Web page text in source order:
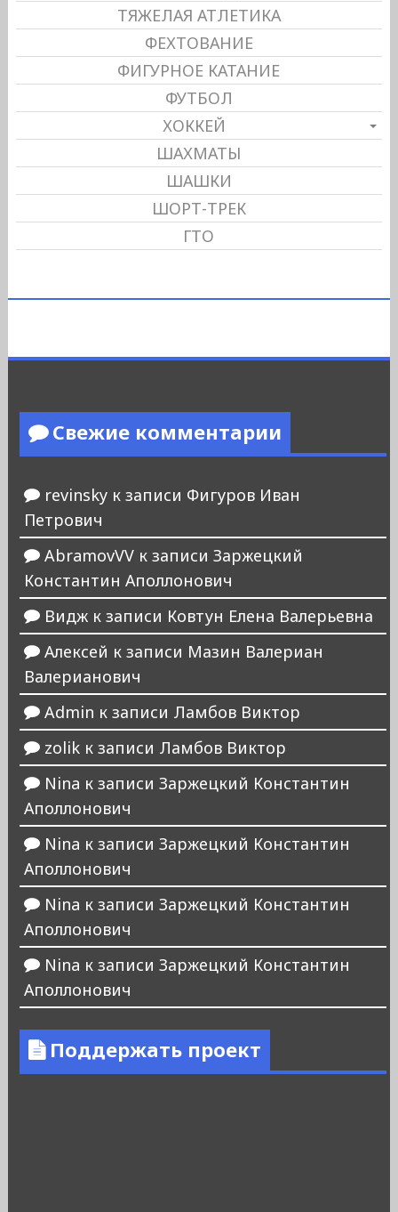
ТЯЖЕЛАЯ АТЛЕТИКА
ФЕХТОВАНИЕ
ФИГУРНОЕ КАТАНИЕ
ФУТБОЛ
ХОККЕЙ
ШАХМАТЫ
ШАШКИ
ШОРТ-ТРЕК
ГТО
Свежие комментарии
revinskyк записи Фигуров Иван
Петрович
AbramovVVк записи Заржецкий
Константин Аполлонович
Виджк записи Ковтун Елена Валерьевна
Алексей к записи Мазин Валериан
Валерианович
Admin к записи Ламбов Виктор
zolikк записи Ламбов Виктор
Nina к записи Заржецкий Константин
Аполлонович
Nina к записи Заржецкий Константин
Аполлонович
Nina к записи Заржецкий Константин
Аполлонович
Nina к записи Заржецкий Константин
Аполлонович
Поддержать проект